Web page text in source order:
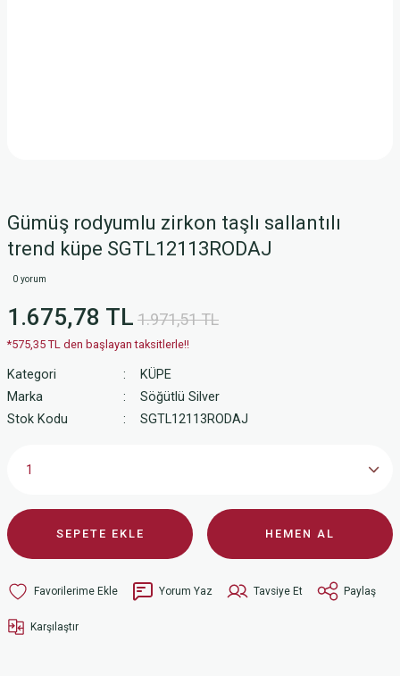
Gümüş rodyumlu zirkon taşlı sallantılı
trend küpe SGTL12113RODAJ
0 yorum
1.675,78 TL 1.971,51 TL
*575,35 TL den başlayan taksitlerle!!
Kategori
KÜPE
Marka
Söğütlü Silver
Stok Kodu
SGTL12113RODAJ
SEPETE EKLE HEMEN AL
Yorum Yaz Tavsiye Et Paylaş
Karşılaştır